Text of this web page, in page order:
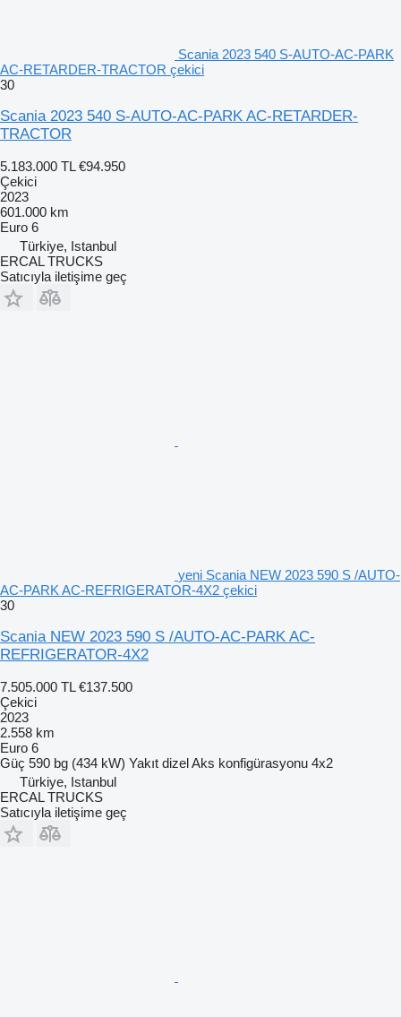
Scania 2023 540 S-AUTO-AC-PARK
AC-RETARDER-TRACTOR çekici
30
Scania 2023 540 S-AUTO-AC-PARK AC-RETARDER-
TRACTOR
5.183.000 TL €94.950
Çekici
2023
601.000 km
Euro 6
Türkiye, Istanbul
ERCAL TRUCKS
Satıcıyla iletişime geç
yeni Scania NEW 2023 590 S /AUTO-
AC-PARK AC-REFRIGERATOR-4X2 çekici
30
Scania NEW 2023 590 S /AUTO-AC-PARK AC-
REFRIGERATOR-4X2
7.505.000 TL €137.500
Çekici
2023
2.558 km
Euro 6
Güç 590 bg (434 kW) Yakıt dizelAks konfigürasyonu 4x2
Türkiye, Istanbul
ERCAL TRUCKS
Satıcıyla iletişime geç